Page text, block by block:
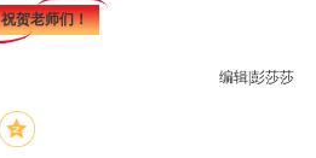
祝贺老师们！
编辑|彭莎莎